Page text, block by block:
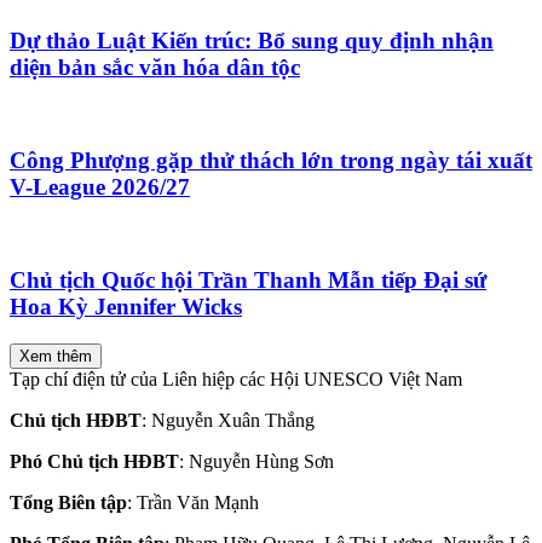
Dự thảo Luật Kiến trúc: Bổ sung quy định nhận
diện bản sắc văn hóa dân tộc
Công Phượng gặp thử thách lớn trong ngày tái xuất
V-League 2026/27
Chủ tịch Quốc hội Trần Thanh Mẫn tiếp Đại sứ
Hoa Kỳ Jennifer Wicks
Xem thêm
Tạp chí điện tử của Liên hiệp các Hội UNESCO Việt Nam
Chủ tịch HĐBT: Nguyễn Xuân Thắng
Phó Chủ tịch HĐBT: Nguyễn Hùng Sơn
Tổng Biên tập: Trần Văn Mạnh